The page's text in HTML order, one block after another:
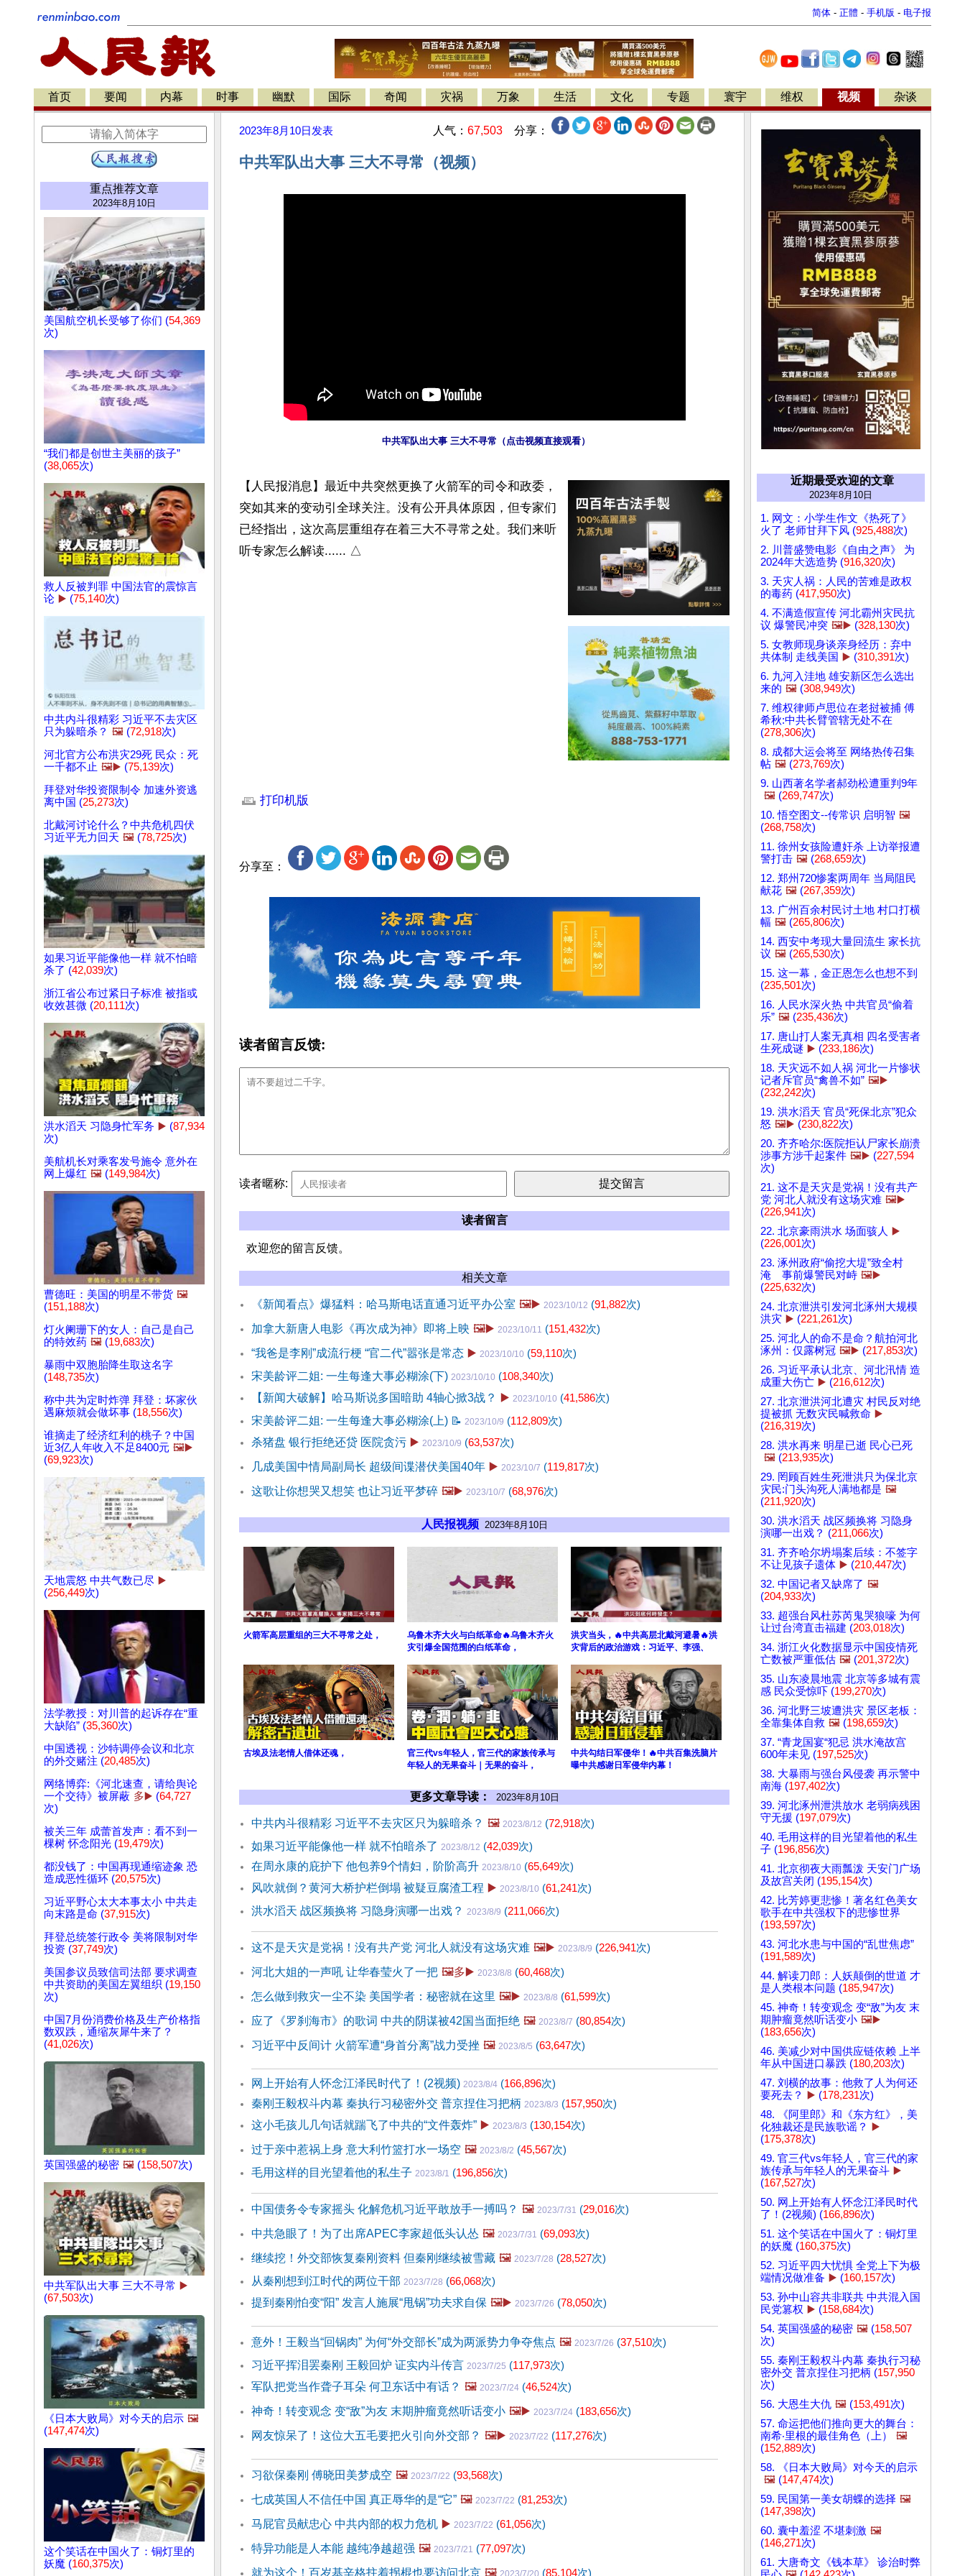
简体 - 正體 - 手机版 - 电子报
首页 要闻 内幕 时事 幽默 国际 奇闻 灾祸 万象 生活 文化 专题 寰宇 维权 视频 杂谈
重点推荐文章
2023年8月10日
美国航空机长受够了你们 (54,369
次)
“我们都是创世主美丽的孩子”
(38,065次)
救人反被判罪 中国法官的震惊言
论 ▶️ (75,140次)
中共内斗很精彩 习近平不去灾区
只为躲暗杀？ 🖼️ (72,918次)
河北官方公布洪灾29死 民众：死
一千都不止 🖼️▶️ (75,139次)
拜登对华投资限制令 加速外资逃
离中国 (25,273次)
北戴河讨论什么？中共危机四伏
习近平无力回天 🖼️ (78,725次)
如果习近平能像他一样 就不怕暗
杀了 (42,039次)
浙江省公布过紧日子标准 被指或
收效甚微 (20,111次)
洪水滔天 习隐身忙军务 ▶️ (87,934
次)
美航机长对乘客发号施令 意外在
网上爆红 🖼️ (149,984次)
曹德旺：美国的明星不带货 🖼️
(151,188次)
灯火阑珊下的女人：自己是自己
的特效药 🖼️ (19,683次)
暴雨中双胞胎降生取这名字
(148,735次)
称中共为定时炸弹 拜登：坏家伙
遇麻烦就会做坏事 (18,556次)
谁摘走了经济红利的桃子？中国
近3亿人年收入不足8400元 🖼️▶️
(69,923次)
天地震怒 中共气数已尽 ▶️
(256,449次)
法学教授：对川普的起诉存在“重
大缺陷” (35,360次)
中国透视：沙特调停会议和北京
的外交赌注 (20,485次)
网络博弈:《河北速查，请给舆论
一个交待》被屏蔽 多▶️ (64,727
次)
被关三年 成蕾首发声：看不到一
棵树 怀念阳光 (19,479次)
都没钱了：中国再现通缩迹象 恐
造成恶性循环 (20,575次)
习近平野心太大本事太小 中共走
向末路是命 (37,915次)
拜登总统签行政令 美将限制对华
投资 (37,749次)
美国参议员致信司法部 要求调查
中共资助的美国左翼组织 (19,150
次)
中国7月份消费价格及生产价格指
数双跌，通缩灰犀牛来了？
(41,026次)
英国强盛的秘密 🖼️ (158,507次)
中共军队出大事 三大不寻常 ▶️
(67,503次)
《日本大败局》对今天的启示 🖼️
(147,474次)
这个笑话在中国火了：铜灯里的
妖魔 (160,375次)
2023年8月10日 发表 人气： 67,503 分享：
中共军队出大事 三大不寻常（视频）
中共军队出大事 三大不寻常（点击视频直接观看）
【人民报消息】最近中共突然更换了火箭军的司令和政委，
突如其来的变动引全球关注。没有公开具体原因，但专家们
已经指出，这次高层重组存在着三大不寻常之处。我们来听
听专家怎么解读...... △
打印机版
分享至：
读者留言反馈:
读者暱称:
读者留言
欢迎您的留言反馈。
相关文章
《新闻看点》爆猛料：哈马斯电话直通习近平办公室 🖼️▶️ 2023/10/12 (91,882次)
加拿大新唐人电影《再次成为神》即将上映 🖼️▶️ 2023/10/11 (151,432次)
“我爸是李刚”成流行梗 “官二代”嚣张是常态 ▶️ 2023/10/10 (59,110次)
宋美龄评二姐: 一生每逢大事必糊涂(下) 2023/10/10 (108,340次)
【新闻大破解】哈马斯说多国暗助 4轴心掀3战？ ▶️ 2023/10/10 (41,586次)
宋美龄评二姐: 一生每逢大事必糊涂(上) 📝 2023/10/9 (112,809次)
杀猪盘 银行拒绝还贷 医院贪污 ▶️ 2023/10/9 (63,537次)
几成美国中情局副局长 超级间谍潜伏美国40年 ▶️ 2023/10/7 (119,817次)
这歌让你想哭又想笑 也让习近平梦碎 🖼️▶️ 2023/10/7 (68,976次)
人民报视频 2023年8月10日
火箭军高层重组的三大不寻常之处，
乌鲁木齐大火与白纸革命🔥乌鲁木齐火
灾引爆全国范围的白纸革命，
洪灾当头，🔥中共高层北戴河避暑🔥洪
灾背后的政治游戏：习近平、李强、
古埃及法老情人借体还魂，
官三代vs年轻人，官三代的家族传承与
年轻人的无果奋斗｜无果的奋斗，
中共勾结日军侵华！🔥中共百集洗脑片
曝中共感谢日军侵华内幕！
更多文章导读： 2023年8月10日
中共内斗很精彩 习近平不去灾区只为躲暗杀？ 🖼️ 2023/8/12 (72,918次)
如果习近平能像他一样 就不怕暗杀了 2023/8/12 (42,039次)
在周永康的庇护下 他包养9个情妇，阶阶高升 2023/8/10 (65,649次)
风吹就倒？黄河大桥护栏倒塌 被疑豆腐渣工程 ▶️ 2023/8/10 (61,241次)
洪水滔天 战区频换将 习隐身演哪一出戏？ 2023/8/9 (211,066次)
这不是天灾是党祸！没有共产党 河北人就没有这场灾难 🖼️▶️ 2023/8/9 (226,941次)
河北大姐的一声吼 让华春莹火了一把 🖼️多▶️ 2023/8/8 (60,468次)
怎么做到救灾一尘不染 美国学者：秘密就在这里 🖼️▶️ 2023/8/8 (61,599次)
应了《罗刹海市》的歌词 中共的阴谋被42国当面拒绝 🖼️ 2023/8/7 (80,854次)
习近平中反间计 火箭军遭“身首分离”战力受挫 🖼️ 2023/8/5 (63,647次)
网上开始有人怀念江泽民时代了！(2视频) 2023/8/4 (166,896次)
秦刚王毅权斗内幕 秦执行习秘密外交 普京捏住习把柄 2023/8/3 (157,950次)
这小毛孩儿几句话就踹飞了中共的“文件轰炸” ▶️ 2023/8/3 (130,154次)
过于亲中惹祸上身 意大利竹篮打水一场空 🖼️ 2023/8/2 (45,567次)
毛用这样的目光望着他的私生子 2023/8/1 (196,856次)
中国债务令专家摇头 化解危机习近平敢放手一搏吗？ 🖼️ 2023/7/31 (29,016次)
中共急眼了！为了出席APEC李家超低头认怂 🖼️ 2023/7/31 (69,093次)
继续挖！外交部恢复秦刚资料 但秦刚继续被雪藏 🖼️ 2023/7/28 (28,527次)
从秦刚想到江时代的两位干部 2023/7/28 (66,068次)
提到秦刚怕变“阳” 发言人施展“甩锅”功夫求自保 🖼️▶️ 2023/7/26 (78,050次)
意外！王毅当“回锅肉” 为何“外交部长”成为两派势力争夺焦点 🖼️ 2023/7/26 (37,510次)
习近平挥泪罢秦刚 王毅回炉 证实内斗传言 2023/7/25 (117,973次)
军队把党当作聋子耳朵 何卫东话中有话？ 🖼️ 2023/7/24 (46,524次)
神奇！转变观念 变“敌”为友 末期肿瘤竟然听话变小 🖼️▶️ 2023/7/24 (183,656次)
网友惊呆了！这位大五毛要把火引向外交部？ 🖼️▶️ 2023/7/22 (117,276次)
习欲保秦刚 傅晓田美梦成空 🖼️ 2023/7/22 (93,568次)
七成英国人不信任中国 真正辱华的是“它” 🖼️ 2023/7/22 (81,253次)
马屁官员献忠心 中共内部的权力危机 ▶️ 2023/7/22 (61,056次)
特异功能是人本能 越纯净越超强 🖼️ 2023/7/21 (77,097次)
就为这个！百岁基辛格拄着拐棍也要访问北京 🖼️ 2023/7/20 (85,104次)
近期最受欢迎的文章
2023年8月10日
1. 网文：小学生作文《热死了》
火了 老师甘拜下风 (925,488次)
2. 川普盛赞电影《自由之声》 为
2024年大选造势 (916,320次)
3. 天灾人祸：人民的苦难是政权
的毒药 (417,950次)
4. 不满造假宣传 河北霸州灾民抗
议 爆警民冲突 🖼️▶️ (328,130次)
5. 女教师现身谈亲身经历：弃中
共体制 走线美国 ▶️ (310,391次)
6. 九河入洼地 雄安新区怎么选出
来的 🖼️ (308,949次)
7. 维权律师卢思位在老挝被捕 傅
希秋:中共长臂管辖无处不在
(278,306次)
8. 成都大运会将至 网络热传召集
帖 🖼️ (273,769次)
9. 山西著名学者郝劲松遭重判9年
🖼️ (269,747次)
10. 悟空图文--传常识 启明智 🖼️
(268,758次)
11. 徐州女孩险遭奸杀 上访举报遭
警打击 🖼️ (268,659次)
12. 郑州720惨案两周年 当局阻民
献花 🖼️ (267,359次)
13. 广州百余村民讨土地 村口打横
幅 🖼️ (265,806次)
14. 西安中考现大量回流生 家长抗
议 🖼️ (265,530次)
15. 这一幕，金正恩怎么也想不到
(235,501次)
16. 人民水深火热 中共官员“偷着
乐” 🖼️ (235,436次)
17. 唐山打人案无真相 四名受害者
生死成谜 ▶️ (233,186次)
18. 天灾远不如人祸 河北一片惨状
记者斥官员“禽兽不如” 🖼️▶️
(232,242次)
19. 洪水滔天 官员“死保北京”犯众
怒 🖼️▶️ (230,822次)
20. 齐齐哈尔:医院拒认尸家长崩溃
涉事方涉千起案件 🖼️▶️ (227,594
次)
21. 这不是天灾是党祸！没有共产
党 河北人就没有这场灾难 🖼️▶️
(226,941次)
22. 北京豪雨洪水 场面骇人 ▶️
(226,001次)
23. 涿州政府“偷挖大堤”致全村
淹 事前爆警民对峙 🖼️▶️
(225,632次)
24. 北京泄洪引发河北涿州大规模
洪灾 ▶️ (221,261次)
25. 河北人的命不是命？航拍河北
涿州：仅露树冠 🖼️▶️ (217,853次)
26. 习近平承认北京、河北汛情 造
成重大伤亡 ▶️ (216,612次)
27. 北京泄洪河北遭灾 村民反对绝
提被抓 无数灾民喊救命 ▶️
(216,319次)
28. 洪水再来 明星已逝 民心已死
🖼️ (213,935次)
29. 罔顾百姓生死泄洪只为保北京
灾民:门头沟死人满地都是 🖼️
(211,920次)
30. 洪水滔天 战区频换将 习隐身
演哪一出戏？ (211,066次)
31. 齐齐哈尔坍塌案后续：不签字
不让见孩子遗体 ▶️ (210,447次)
32. 中国记者又缺席了 🖼️
(204,933次)
33. 超强台风杜苏芮鬼哭狼嚎 为何
让过台湾直击福建 (203,018次)
34. 浙江火化数据显示中国疫情死
亡数被严重低估 🖼️ (201,372次)
35. 山东凌晨地震 北京等多城有震
感 民众受惊吓 (199,270次)
36. 河北野三坡遭洪灾 景区老板：
全靠集体自救 🖼️ (198,659次)
37. “青龙国宴“犯忌 洪水淹故宫
600年未见 (197,525次)
38. 大暴雨与强台风侵袭 再示警中
南海 (197,402次)
39. 河北涿州泄洪放水 老弱病残困
守无援 (197,079次)
40. 毛用这样的目光望着他的私生
子 (196,856次)
41. 北京彻夜大雨瓢泼 天安门广场
及故宫关闭 (195,154次)
42. 比芳婷更悲惨！著名红色美女
歌手在中共强权下的悲惨世界
(193,597次)
43. 河北水患与中国的“乱世焦虑”
(191,589次)
44. 解读刀郎：人妖颠倒的世道 才
是人类根本问题 (185,947次)
45. 神奇！转变观念 变“敌”为友 末
期肿瘤竟然听话变小 🖼️▶️
(183,656次)
46. 美减少对中国供应链依赖 上半
年从中国进口暴跌 (180,203次)
47. 刘横的故事：他救了人为何还
要死去？ ▶️ (178,231次)
48. 《阿里郎》和《东方红》，美
化独裁还是民族歌谣？ ▶️
(175,378次)
49. 官三代vs年轻人，官三代的家
族传承与年轻人的无果奋斗 ▶️
(167,527次)
50. 网上开始有人怀念江泽民时代
了！(2视频) (166,896次)
51. 这个笑话在中国火了：铜灯里
的妖魔 (160,375次)
52. 习近平四大忧惧 全党上下为极
端情况做准备 ▶️ (160,157次)
53. 孙中山容共非联共 中共混入国
民党篡权 ▶️ (158,684次)
54. 英国强盛的秘密 🖼️ (158,507
次)
55. 秦刚王毅权斗内幕 秦执行习秘
密外交 普京捏住习把柄 (157,950
次)
56. 大恩生大仇 🖼️ (153,491次)
57. 命运把他们推向更大的舞台：
南希‧里根的最佳角色（上）
🖼️
(152,889次)
58. 《日本大败局》对今天的启示
🖼️ (147,474次)
59. 民国第一美女胡蝶的选择 🖼️
(147,398次)
60. 囊中羞涩 不堪刺激 🖼️
(146,271次)
61. 大唐奇文《钱本草》 诊治时弊